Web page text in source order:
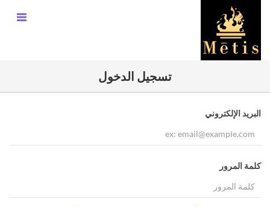
تسجيل الدخول
البريد الإلكتروني
كلمة المرور